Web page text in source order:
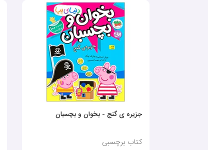
جزیره ی گنج - بخوان و بچسبان
کتاب برچسبی